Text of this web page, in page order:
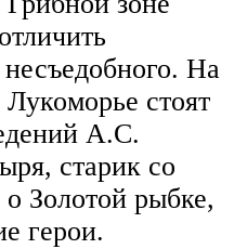
На
стоят
А.С.
старик со
о Золотой рыбке,
герои.